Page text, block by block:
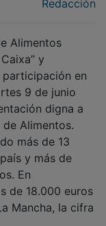
y
en
9 de junio
digna a
Alimentos.
más de 13
y más de
En
de 18.000 euros
Mancha, la cifra